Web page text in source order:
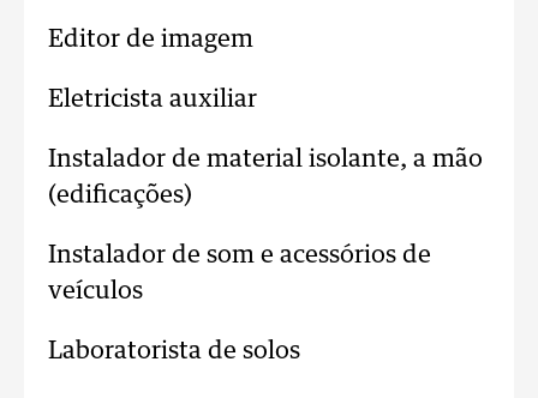
Editor de imagem
Eletricista auxiliar
Instalador de material isolante, a mão
(edificações)
Instalador de som e acessórios de
veículos
Laboratorista de solos